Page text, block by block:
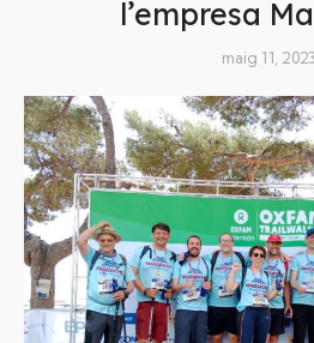
l’empresa
maig 11, 2023